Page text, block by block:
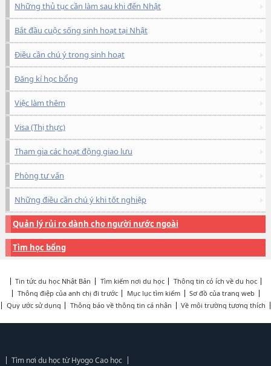
Những thủ tục cần làm sau khi đến Nhật
Bắt đầu cuộc sống sinh hoạt tại Nhật
Điều cần chú ý trong sinh hoạt
Đăng kí học bổng
Việc làm thêm
Visa (Thị thực)
Tham gia các hoạt động giao lưu
Phòng tư vấn
Những điều cần chú ý khi tốt nghiệp
Quản lý rủi ro dành cho người nước ngoài
Tìm học bổng
Tin tức du học Nhật Bản Tìm kiếm nơi du học
Thông tin có ích về du học
Thông điệp của anh chị đi trước
Mục lục tìm kiếm
Sơ đồ của trang web
Quy ước sử dụng
Thông báo về thông tin cá nhân Về môi trường tương thích
Tìm nơi du học từ Hyogo Cao học